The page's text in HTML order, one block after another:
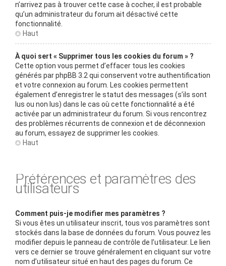
n’arrivez pas à trouver cette case à cocher, il est probable
qu’un administrateur du forum ait désactivé cette
fonctionnalité.
Haut
À quoi sert « Supprimer tous les cookies du forum » ?
Cette option vous permet d’effacer tous les cookies
générés par phpBB 3.2 qui conservent votre authentification
et votre connexion au forum. Les cookies permettent
également d’enregistrer le statut des messages (s’ils sont
lus ou non lus) dans le cas où cette fonctionnalité a été
activée par un administrateur du forum. Si vous rencontrez
des problèmes récurrents de connexion et de déconnexion
au forum, essayez de supprimer les cookies.
Haut
Préférences et paramètres des
utilisateurs
Comment puis-je modifier mes paramètres ?
Si vous êtes un utilisateur inscrit, tous vos paramètres sont
stockés dans la base de données du forum. Vous pouvez les
modifier depuis le panneau de contrôle de l’utilisateur. Le lien
vers ce dernier se trouve généralement en cliquant sur votre
nom d’utilisateur situé en haut des pages du forum. Ce